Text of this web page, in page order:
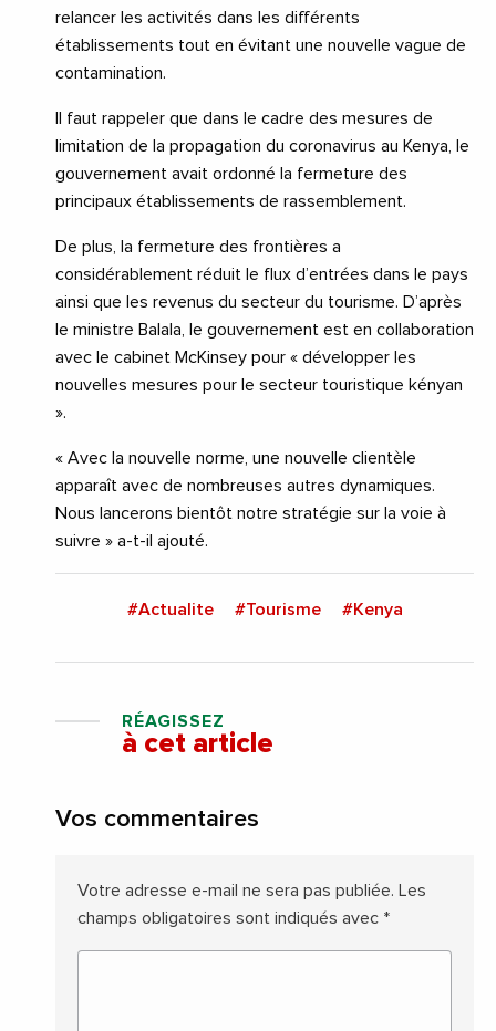
relancer les activités dans les différents
établissements tout en évitant une nouvelle vague de
contamination.
Il faut rappeler que dans le cadre des mesures de
limitation de la propagation du coronavirus au Kenya, le
gouvernement avait ordonné la fermeture des
principaux établissements de rassemblement.
De plus, la fermeture des frontières a
considérablement réduit le flux d’entrées dans le pays
ainsi que les revenus du secteur du tourisme. D’après
le ministre Balala, le gouvernement est en collaboration
avec le cabinet McKinsey pour « développer les
nouvelles mesures pour le secteur touristique kényan
».
« Avec la nouvelle norme, une nouvelle clientèle
apparaît avec de nombreuses autres dynamiques.
Nous lancerons bientôt notre stratégie sur la voie à
suivre » a-t-il ajouté.
#Actualite #Tourisme #Kenya
RÉAGISSEZ
à cet article
Vos commentaires
Votre adresse e-mail ne sera pas publiée. Les
champs obligatoires sont indiqués avec *